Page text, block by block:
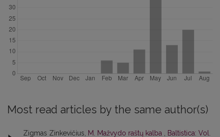
Most read articles by the same author(s)
Zigmas Zinkevičius, M. Mažvydo raštų kalba
Baltistica: Vol.